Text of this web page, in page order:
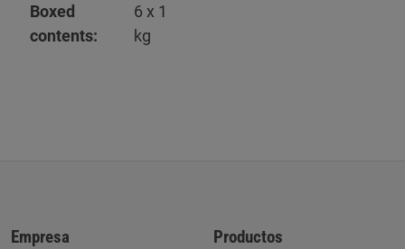
Boxed
contents:
6 x 1
kg
Empresa Productos